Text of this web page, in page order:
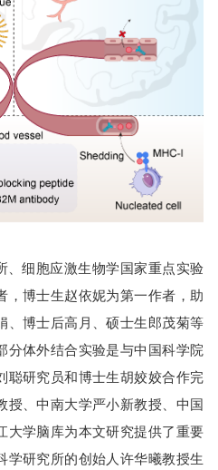
、细胞应激生物学国家重点实验
，博士生赵依妮为第一作者，助
、博士后高月、硕士生郎茂菊等
分体外结合实验是与中国科学院
聪研究员和博士生胡姣姣合作完
授、中南大学严小新教授、中国
大学脑库为本文研究提供了重要
学研究所的创始人许华曦教授生